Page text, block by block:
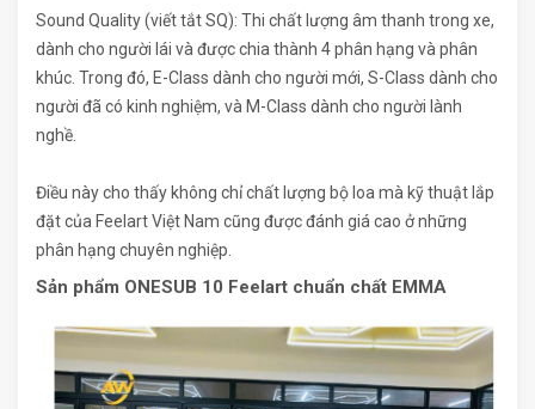
Sound Quality (viết tắt SQ): Thi chất lượng âm thanh trong xe,
dành cho người lái và được chia thành 4 phân hạng và phân
khúc. Trong đó, E-Class dành cho người mới, S-Class dành cho
người đã có kinh nghiệm, và M-Class dành cho người lành
nghề.
Điều này cho thấy không chỉ chất lượng bộ loa mà kỹ thuật lắp
đặt của Feelart Việt Nam cũng được đánh giá cao ở những
phân hạng chuyên nghiệp.
Sản phẩm ONESUB 10 Feelart chuẩn chất EMMA